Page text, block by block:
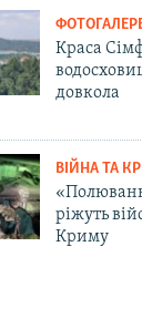
Краса
довкола
ВІЙНА ТА
ріжуть
Криму